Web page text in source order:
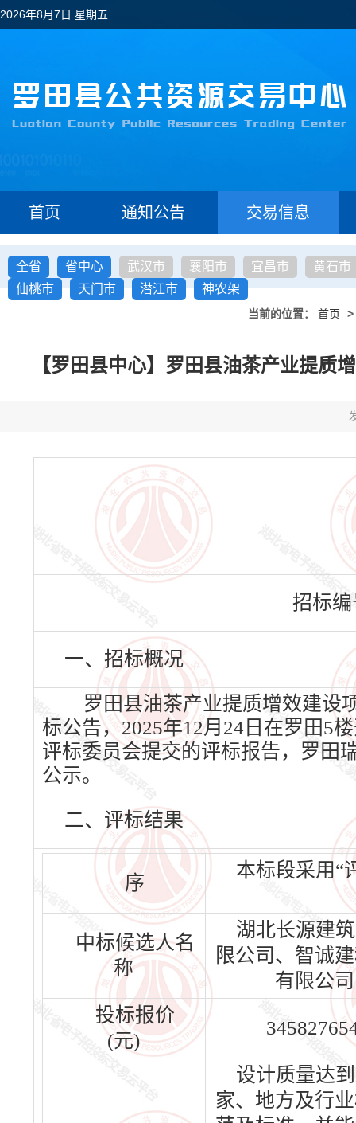
2026年8月7日 星期五
首页 通知公告 交易信息
全省 省中心 武汉市 襄阳市 宜昌市
黄石市
仙桃市
天门市 潜江市 神农架
当前的位置： 首页 >
【罗田县中心】罗田县油茶产业提质
招标编
一、招标概况
罗田县油茶产业提质增效建设
标公告，2025年12月24日在罗田5
评标委员会提交的评标报告，罗田
公示。
二、评标结果
序
本标段采用“
中标候选人名
称
湖北长源建
限公司、智诚
有限公司
投标报价
(元)
设计质量达
家、地方及行